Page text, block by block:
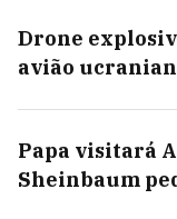
Drone
avião
Papa visitará
Sheinbaum